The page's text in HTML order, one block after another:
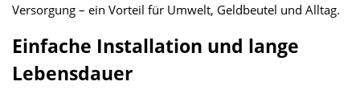
Versorgung – ein Vorteil für Umwelt, Geldbeutel und Alltag.
Einfache Installation und lange
Lebensdauer